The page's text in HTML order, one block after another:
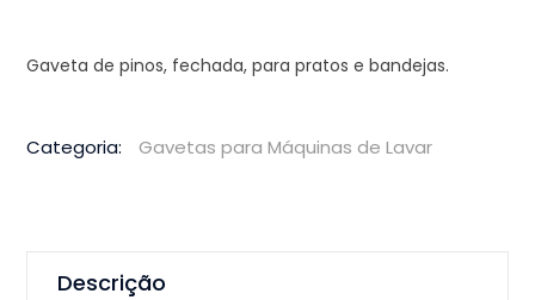
Gaveta de pinos, fechada, para pratos e bandejas.
Categoria: Gavetas para Máquinas de Lavar
Descrição